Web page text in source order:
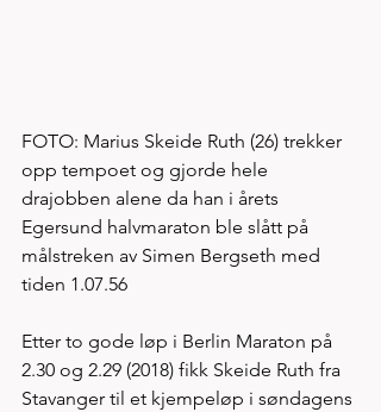
FOTO: Marius Skeide Ruth (26) trekker
opp tempoet og gjorde hele
drajobben alene da han i årets
Egersund halvmaraton ble slått på
målstreken av Simen Bergseth med
tiden 1.07.56
Etter to gode løp i Berlin Maraton på
2.30 og 2.29 (2018) fikk Skeide Ruth fra
Stavanger til et kjempeløp i søndagens